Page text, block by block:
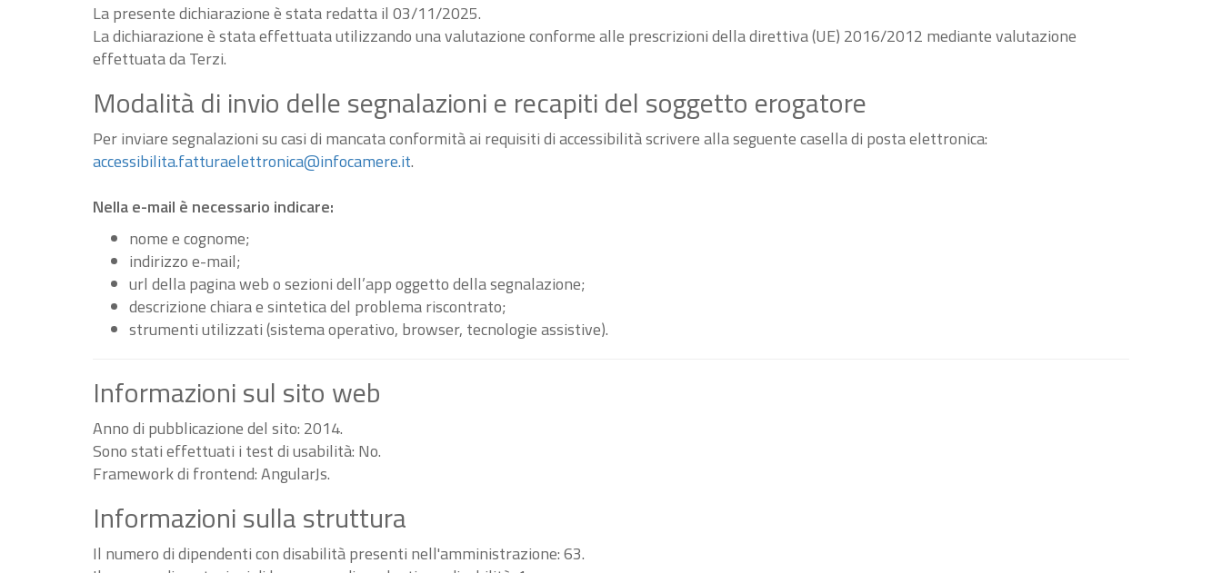
La presente dichiarazione è stata redatta il 03/11/2025.
La dichiarazione è stata effettuata utilizzando una valutazione conforme alle prescrizioni della direttiva (UE) 2016/2012 mediante valutazione
effettuata da Terzi.
Modalità di invio delle segnalazioni e recapiti del soggetto erogatore
Per inviare segnalazioni su casi di mancata conformità ai requisiti di accessibilità scrivere alla seguente casella di posta elettronica:
accessibilita.fatturaelettronica@infocamere.it.
Nella e-mail è necessario indicare:
nome e cognome;
indirizzo e-mail;
url della pagina web o sezioni dell’app oggetto della segnalazione;
descrizione chiara e sintetica del problema riscontrato;
strumenti utilizzati (sistema operativo, browser, tecnologie assistive).
Informazioni sul sito web
Anno di pubblicazione del sito: 2014.
Sono stati effettuati i test di usabilità: No.
Framework di frontend: AngularJs.
Informazioni sulla struttura
Il numero di dipendenti con disabilità presenti nell'amministrazione: 63.